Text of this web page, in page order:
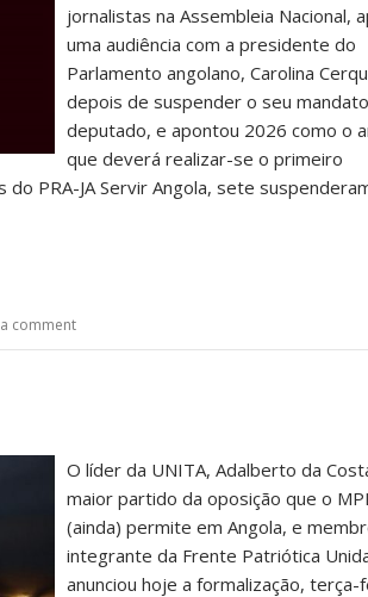
jornalistas na Assembleia Nacional,
uma audiência com a presidente do
Parlamento angolano, Carolina
depois de suspender o seu
deputado, e apontou 2026 como o
que deverá realizar-se o primeiro
PRA-JA Servir Angola, sete
comment
O líder da UNITA, Adalberto da
maior partido da oposição que o
(ainda) permite em Angola, e
integrante da Frente Patriótica
anunciou hoje a formalização, terça-